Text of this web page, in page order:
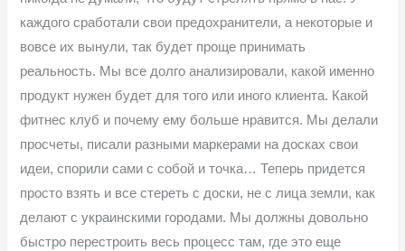
каждого сработали свои предохранители, а некоторые и
вовсе их вынули, так будет проще принимать
реальность. Мы все долго анализировали, какой именно
продукт нужен будет для того или иного клиента. Какой
фитнес клуб и почему ему больше нравится. Мы делали
просчеты, писали разными маркерами на досках свои
идеи, спорили сами с собой и точка… Теперь придется
просто взять и все стереть с доски, не с лица земли, как
делают с украинскими городами. Мы должны довольно
быстро перестроить весь процесс там, где это еще